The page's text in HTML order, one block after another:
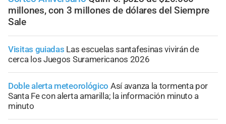
millones, con 3 millones de dólares del Siempre
Sale
Visitas guiadas Las escuelas santafesinas vivirán de
cerca los Juegos Suramericanos 2026
Doble alerta meteorológico Así avanza la tormenta por
Santa Fe con alerta amarilla; la información minuto a
minuto